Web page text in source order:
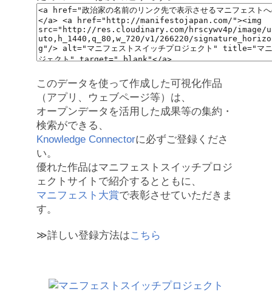
このデータを使って作成した可視化作品
（アプリ、ウェブページ等）は、
オープンデータを活用した成果等の集約・
検索ができる、
Knowledge Connectorに必ずご登録くださ
い。
優れた作品はマニフェストスイッチプロジ
ェクトサイトで紹介するとともに、
マニフェスト大賞で表彰させていただきま
す。
≫詳しい登録方法はこちら